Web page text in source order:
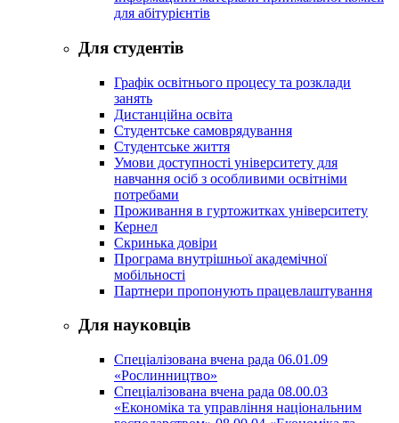
для абітурієнтів
Для студентів
Графік освітнього процесу та розклади
занять
Дистанційна освіта
Студентське самоврядування
Студентське життя
Умови доступності університету для
навчання осіб з особливими освітніми
потребами
Проживання в гуртожитках університету
Кернел
Скринька довіри
Програма внутрішньої академічної
мобільності
Партнери пропонують працевлаштування
Для науковців
Спеціалізована вчена рада 06.01.09
«Рослинництво»
Спеціалізована вчена рада 08.00.03
«Економіка та управління національним